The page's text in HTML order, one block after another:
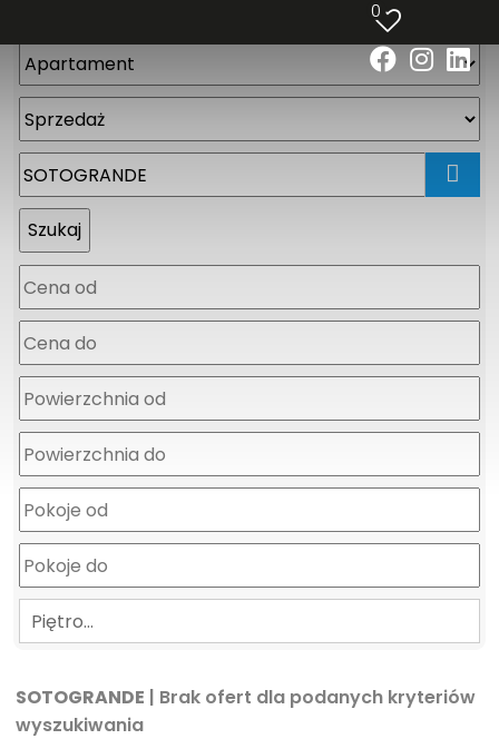
0
Piętro…
SOTOGRANDE | Brak ofert dla podanych kryteriów
wyszukiwania